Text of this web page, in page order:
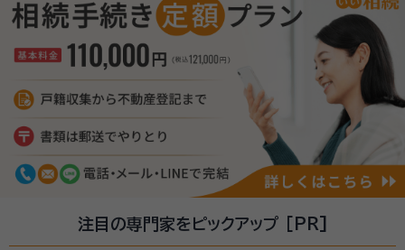
注目の専門家をピックアップ [PR]